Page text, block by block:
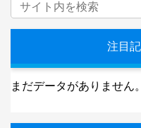
注目
まだデータがありません。